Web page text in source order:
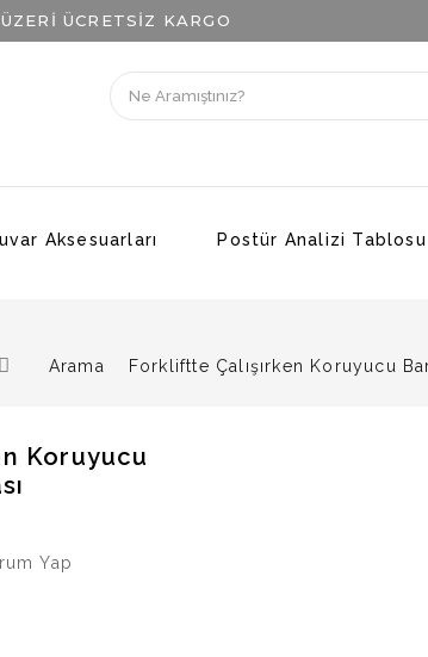
ÜCRETSİZ KARGO
Aksesuarları Postür Analizi Tablosu
Arama Forkliftte Çalışırken Koruyucu
Koruyucu
Yap